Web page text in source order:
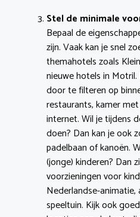
Stel de minimale
Bepaal de
zijn. Vaak kan je snel
themahotels zoals
nieuwe hotels in
door te filteren op
restaurants, kamer
internet. Wil je tijdens
doen? Dan kan je ook
padelbaan of kanoën.
(jonge) kinderen? Dan
voorzieningen voor
Nederlandse-animatie,
speeltuin. Kijk ook